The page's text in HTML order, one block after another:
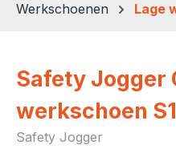
Werkschoenen Lage
Safety Jogger
werkschoen
Safety Jogger